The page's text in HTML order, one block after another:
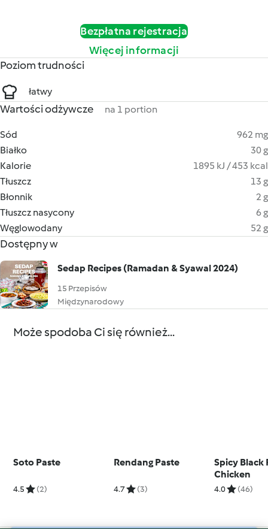
Bezpłatna rejestracja
Więcej informacji
Poziom trudności
łatwy
Wartości odżywcze na 1 portion
Sód
962 mg
Białko
30 g
Kalorie
1895 kJ / 453 kcal
Tłuszcz
13 g
Błonnik
2 g
Tłuszcz nasycony
6 g
Węglowodany
52 g
Dostępny w
Sedap Recipes (Ramadan & Syawal 2024)
15 Przepisów
Międzynarodowy
Może spodoba Ci się również...
Soto Paste
4.5 (2)
Rendang Paste
4.7 (3)
Spicy Black
Chicken
4.0 (46)